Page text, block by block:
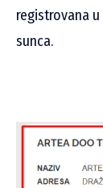
registrovana
sunca.